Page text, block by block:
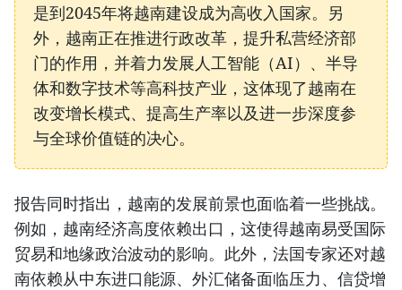
是到2045年将越南建设成为高收入国家。另
外，越南正在推进行政改革，提升私营经济部
门的作用，并着力发展人工智能（AI）、半导
体和数字技术等高科技产业，这体现了越南在
改变增长模式、提高生产率以及进一步深度参
与全球价值链的决心。
报告同时指出，越南的发展前景也面临着一些挑战。
例如，越南经济高度依赖出口，这使得越南易受国际
贸易和地缘政治波动的影响。此外，法国专家还对越
南依赖从中东进口能源、外汇储备面临压力、信贷增